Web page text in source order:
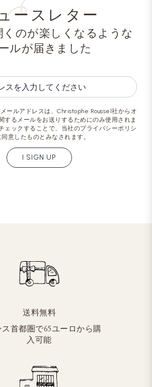
ースレター
くのが楽しくなるような
ルが届きました
ールアドレスは、Christophe Roussel社からオ
するメールをお送りするためにのみ使用されま
ェックすることで、当社のプライバシーポリシ
同意したものとみなされます。
I SIGN UP
送料無料
ス首都圏で65ユーロから購
入可能